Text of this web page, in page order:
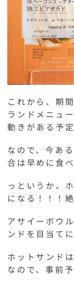
これから、期
ランドメニュ
動きがある予定
なので、今あ
合は早めに食
っというか、
になる！！！
アサイーボウ
ンドを目当て
ホットサンド
なので、事前